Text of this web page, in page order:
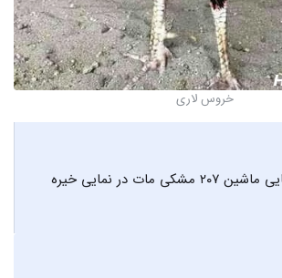
خروس لاری
25 عکس از زیبایی ماشین ۲۰۷ مشکی مات در نمایی خیره